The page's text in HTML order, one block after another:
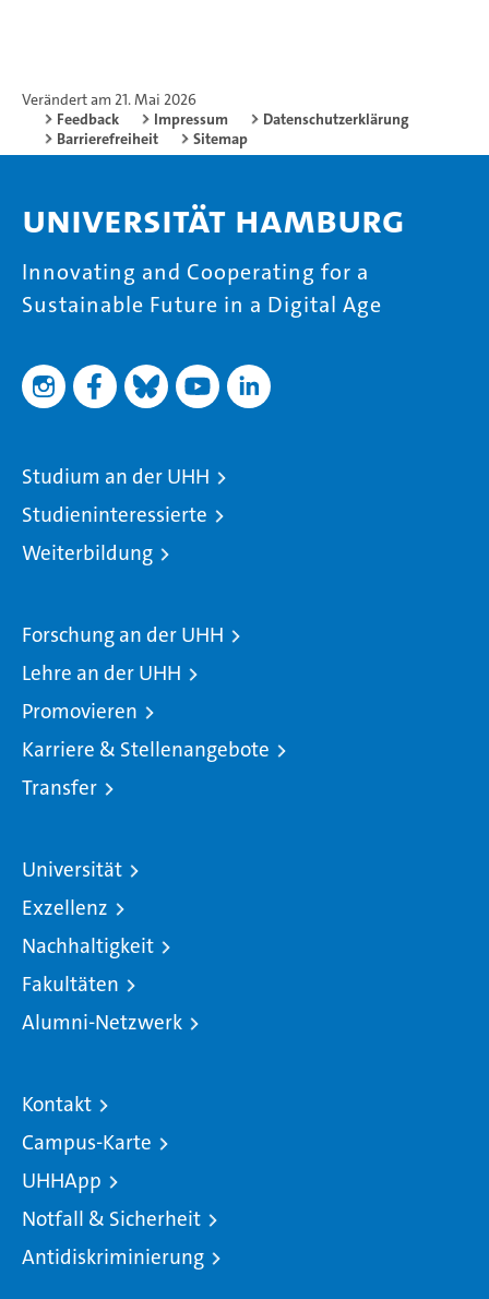
Verändert am 21. Mai 2026
Feedback
Impressum
Datenschutzerklärung
Barrierefreiheit
Sitemap
Universität Hamburg
Innovating and Cooperating for a
Sustainable Future in a Digital Age
Studium an der UHH
Studieninteressierte
Weiterbildung
Forschung an der UHH
Lehre an der UHH
Promovieren
Karriere & Stellenangebote
Transfer
Universität
Exzellenz
Nachhaltigkeit
Fakultäten
Alumni-Netzwerk
Kontakt
Campus-Karte
UHHApp
Notfall & Sicherheit
Antidiskriminierung